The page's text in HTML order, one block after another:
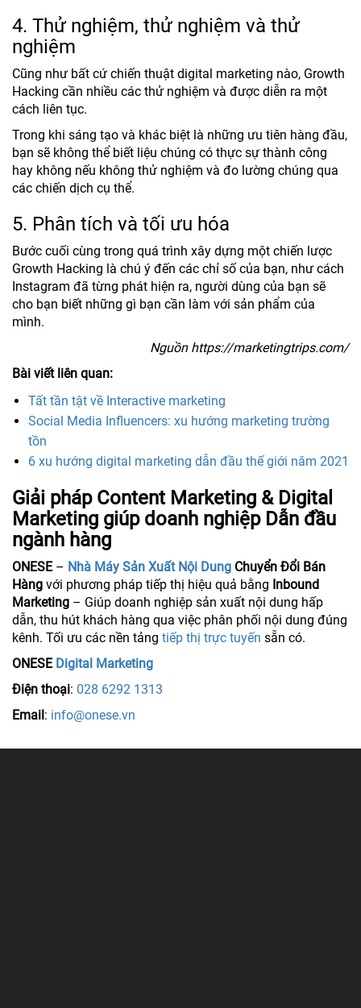
4. Thử nghiệm, thử nghiệm và thử
nghiệm
Cũng như bất cứ chiến thuật digital marketing nào, Growth
Hacking cần nhiều các thử nghiệm và được diễn ra một
cách liên tục.
Trong khi sáng tạo và khác biệt là những ưu tiên hàng đầu,
bạn sẽ không thể biết liệu chúng có thực sự thành công
hay không nếu không thử nghiệm và đo lường chúng qua
các chiến dịch cụ thể.
5. Phân tích và tối ưu hóa
Bước cuối cùng trong quá trình xây dựng một chiến lược
Growth Hacking là chú ý đến các chỉ số của bạn, như cách
Instagram đã từng phát hiện ra, người dùng của bạn sẽ
cho bạn biết những gì bạn cần làm với sản phẩm của
mình.
Nguồn https://marketingtrips.com/
Bài viết liên quan:
Tất tần tật về Interactive marketing
Social Media Influencers: xu hướng marketing trường
tồn
6 xu hướng digital marketing dẫn đầu thế giới năm 2021
Giải pháp Content Marketing & Digital
Marketing giúp doanh nghiệp Dẫn đầu
ngành hàng
ONESE– Nhà Máy Sản Xuất Nội Dung Chuyển Đổi Bán
Hàng với phương pháp tiếp thị hiệu quả bằng Inbound
Marketing – Giúp doanh nghiệp sản xuất nội dung hấp
dẫn, thu hút khách hàng qua việc phân phối nội dung đúng
kênh. Tối ưu các nền tảng tiếp thị trực tuyến sẵn có.
ONESE Digital Marketing
Điện thoại: 028 6292 1313
Email : info@onese.vn